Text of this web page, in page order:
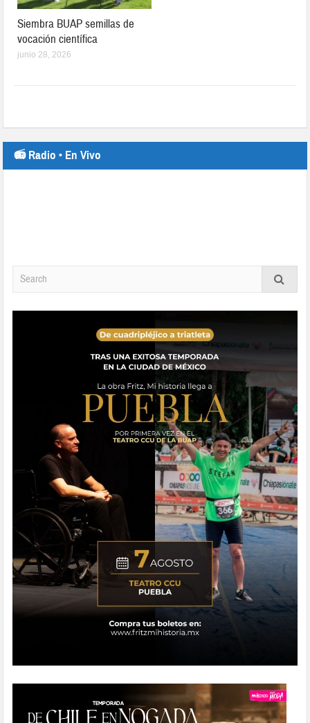
Siembra BUAP semillas de
vocación científica
junio 28, 2026
📻 Radio • En Vivo